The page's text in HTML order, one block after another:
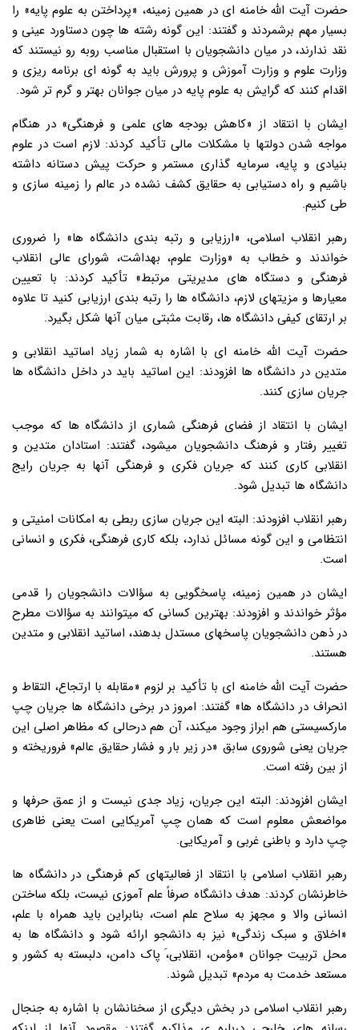
حضرت آیت الله خامنه ای در همین زمینه، «پرداختن به علوم پایه» را
بسیار مهم برشمردند و گفتند: این گونه رشته ها چون دستاورد عینی و
نقد ندارند، در میان دانشجویان با استقبال مناسب روبه رو نیستند که
وزارت علوم و وزارت آموزش و پرورش باید به گونه ای برنامه ریزی و
اقدام کنند که گرایش به علوم پایه در میان جوانان بهتر و گرم تر شود.
ایشان با انتقاد از «کاهش بودجه های علمی و فرهنگی» در هنگام
مواجه شدن دولتها با مشکلات مالی تأکید کردند: لازم است در علوم
بنیادی و پایه، سرمایه گذاری مستمر و حرکت پیش دستانه داشته
باشیم و راه دستیابی به حقایق کشف نشده در عالم را زمینه سازی و
طی کنیم.
رهبر انقلاب اسلامی، «ارزیابی و رتبه بندی دانشگاه ها» را ضروری
خواندند و خطاب به «وزارت علوم، بهداشت، شورای عالی انقلاب
فرهنگی و دستگاه های مدیریتی مرتبط» تأکید کردند: با تعیین
معیارها و مزیتهای لازم، دانشگاه ها را رتبه بندی ارزیابی کنید تا علاوه
بر ارتقای کیفی دانشگاه ها، رقابت مثبتی میان آنها شکل بگیرد.
حضرت آیت الله خامنه ای با اشاره به شمار زیاد اساتید انقلابی و
متدین در دانشگاه ها افزودند: این اساتید باید در داخل دانشگاه ها
جریان سازی کنند.
ایشان با انتقاد از فضای فرهنگی شماری از دانشگاه ها که موجب
تغییر رفتار و فرهنگ دانشجویان میشود، گفتند: استادان متدین و
انقلابی کاری کنند که جریان فکری و فرهنگی آنها به جریان رایج
دانشگاه ها تبدیل شود.
رهبر انقلاب افزودند: البته این جریان سازی ربطی به امکانات امنیتی و
انتظامی و این گونه مسائل ندارد، بلکه کاری فرهنگی، فکری و انسانی
است.
ایشان در همین زمینه، پاسخگویی به سؤالات دانشجویان را قدمی
مؤثر خواندند و افزودند: بهترین کسانی که میتوانند به سؤالات مطرح
در ذهن دانشجویان پاسخهای مستدل بدهند، اساتید انقلابی و متدین
هستند.
حضرت آیت الله خامنه ای با تأکید بر لزوم «مقابله با ارتجاع، التقاط و
انحراف در دانشگاه ها» گفتند: امروز در برخی دانشگاه ها جریان چپ
مارکسیستی هم ابراز وجود میکند، آن هم درحالی که مظاهر اصلی این
جریان یعنی شوروی سابق «در زیر بار و فشار حقایق عالم» فروریخته و
از بین رفته است.
ایشان افزودند: البته این جریان، زیاد جدی نیست و از عمق حرفها و
مواضعش معلوم است که همان چپ آمریکایی است یعنی ظاهری
چپ دارد و باطنی غربی و آمریکایی.
رهبر انقلاب اسلامی با انتقاد از فعالیتهای کم فرهنگی در دانشگاه ها
خاطرنشان کردند: هدف دانشگاه صرفاً علم آموزی نیست، بلکه ساختن
انسانی والا و مجهز به سلاح علم است، بنابراین باید همراه با علم،
«اخلاق و سبک زندگی» نیز به دانشجو ارائه شود و دانشگاه ها به
محل تربیت جوانان «مؤمن، انقلابی،َ پاک دامن، دلبسته به کشور و
مستعد خدمت به مردم» تبدیل شوند.
رهبر انقلاب اسلامی در بخش دیگری از سخنانشان با اشاره به جنجال